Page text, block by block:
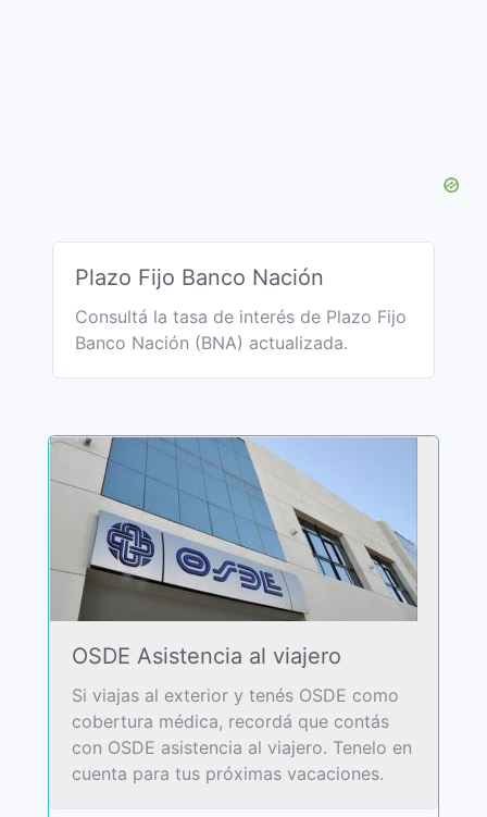
Plazo Fijo Banco Nación
Consultá la tasa de interés de Plazo Fijo
Banco Nación (BNA) actualizada.
OSDE Asistencia al viajero
Si viajas al exterior y tenés OSDE como
cobertura médica, recordá que contás
con OSDE asistencia al viajero. Tenelo en
cuenta para tus próximas vacaciones.